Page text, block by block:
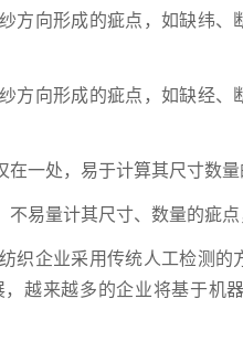
向形成的疵点，如缺纬、
向形成的疵点，如缺经、
处，易于计算其尺寸数量
量计其尺寸、数量的疵点
企业采用传统人工检测的
越来越多的企业将基于机